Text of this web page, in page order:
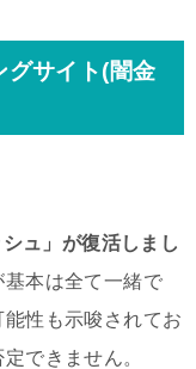
グサイト(闇金
ュ」が復活しまし
本は全て一緒で
性も示唆されてお
できません。